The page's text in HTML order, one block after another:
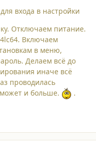
входа в настройки
Отключаем питание.
Включаем
в меню,
Делаем всё до
иначе всё
проводилась
и больше.
.